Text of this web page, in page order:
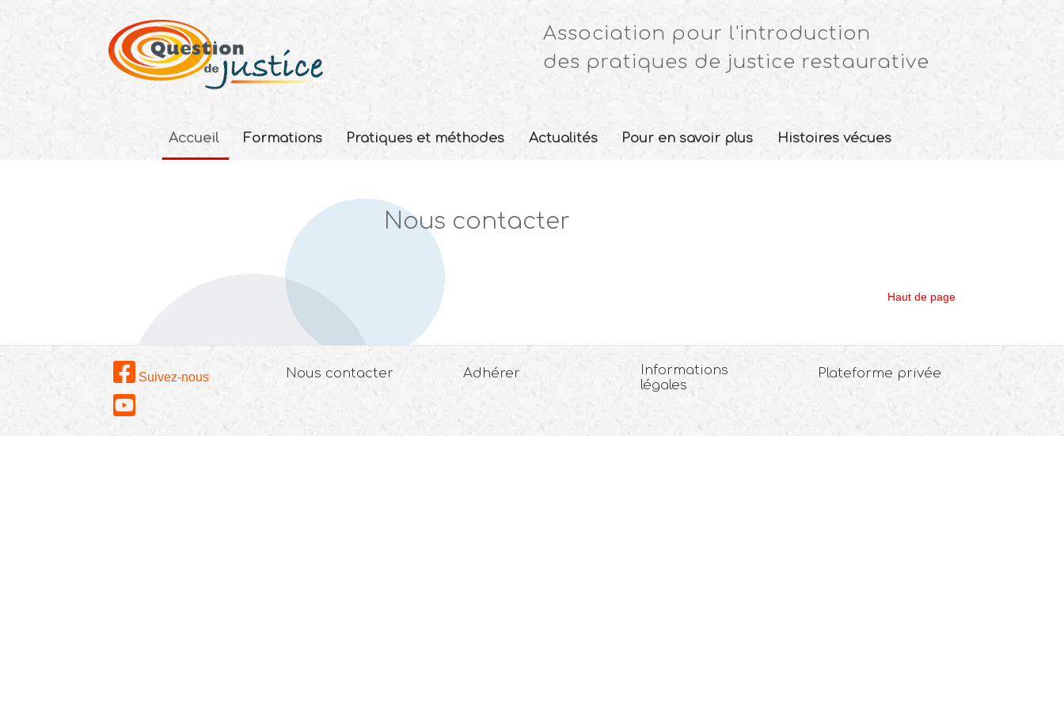
Association pour l'introduction
des pratiques de justice restaurative
Accueil Formations Pratiques et méthodes Actualités Pour en savoir plus Histoires vécues
Nous contacter
Haut de page
Suivez-nous Nous contacter Adhérer
Informations
légales
Plateforme privée